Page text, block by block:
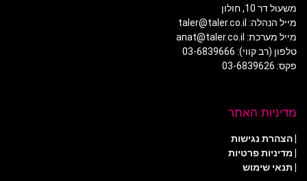
משעול דר 10, חולון
מייל הנהלה: taler@taler.co.il
מייל מערכת: anat@taler.co.il
טלפון (רב קווי): 03-6839666
פקס: 03-6839626
מדיניות האתר
|הצהרת נגישות
| מדיניות פרטיות
| תנאי שימוש